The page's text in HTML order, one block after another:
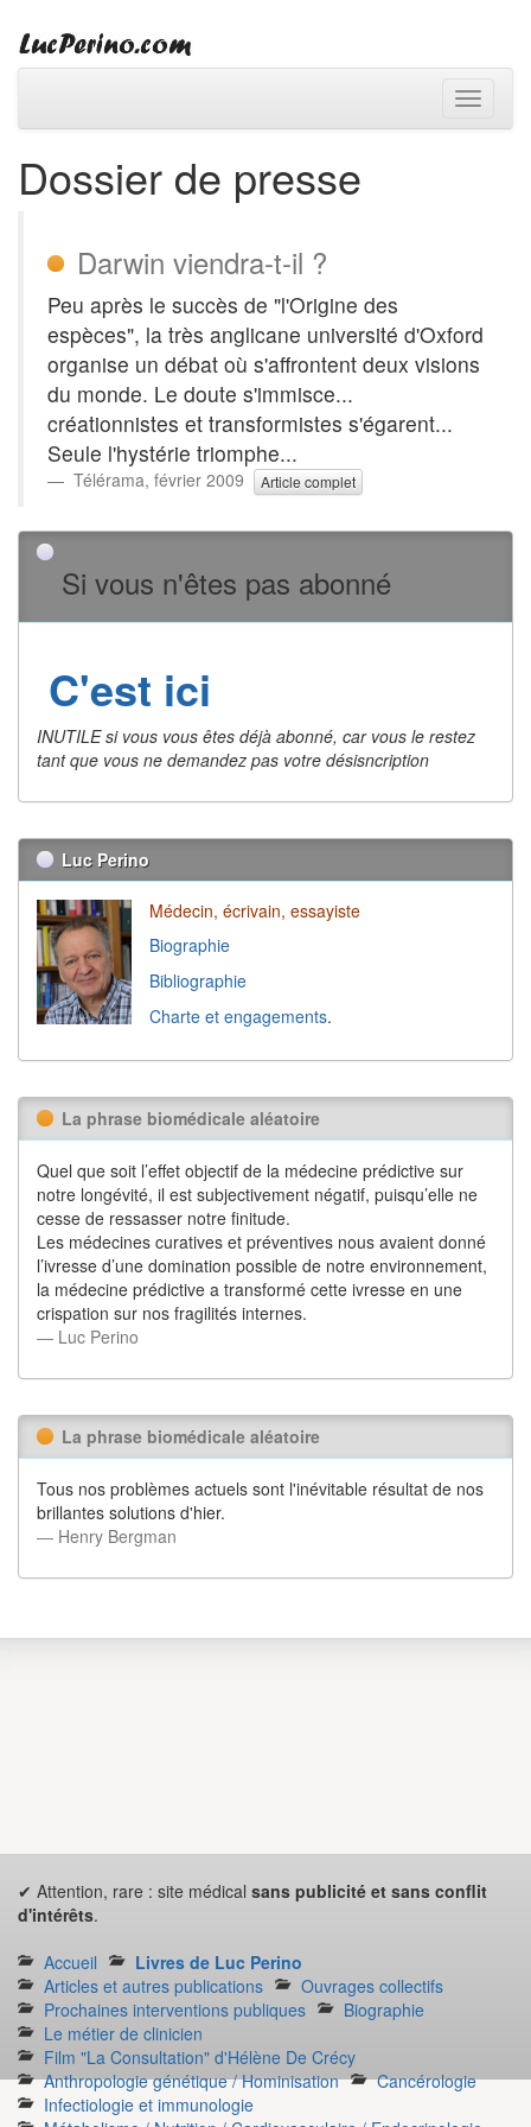
Toggle
Dossier de presse
Darwin viendra-t-il ?
Peu après le succès de "l'Origine des
espèces", la très anglicane université d'Oxford
organise un débat où s'affrontent deux visions
du monde. Le doute s'immisce...
créationnistes et transformistes s'égarent...
Seule l'hystérie triomphe...
Télérama, février 2009 Article complet
Si vous n'êtes pas abonné
C'est ici
INUTILE si vous vous êtes déjà abonné, car vous le restez
tant que vous ne demandez pas votre désisncription
Luc Perino
Médecin, écrivain, essayiste
Biographie
Bibliographie
Charte et engagements.
La phrase biomédicale aléatoire
Quel que soit l’effet objectif de la médecine prédictive sur
notre longévité, il est subjectivement négatif, puisqu’elle ne
cesse de ressasser notre finitude.
Les médecines curatives et préventives nous avaient donné
l’ivresse d’une domination possible de notre environnement,
la médecine prédictive a transformé cette ivresse en une
crispation sur nos fragilités internes.
― Luc Perino
La phrase biomédicale aléatoire
Tous nos problèmes actuels sont l'inévitable résultat de nos
brillantes solutions d'hier.
― Henry Bergman
✔ Attention, rare : site médical sans publicité et sans conflit
d'intérêts.
Accueil
Livres de Luc Perino
Articles et autres publications
Ouvrages collectifs
Prochaines interventions publiques
Biographie
Le métier de clinicien
Film "La Consultation" d'Hélène De Crécy
Anthropologie génétique / Hominisation
Cancérologie
Infectiologie et immunologie